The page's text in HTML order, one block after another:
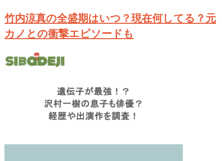
竹内涼真の全盛期はいつ？現在何してる？元
カノとの衝撃エピソードも